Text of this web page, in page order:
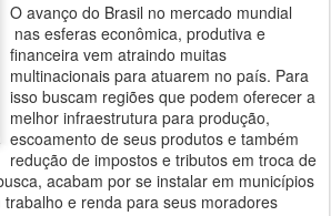
O avanço do Brasil no mercado mundial
nas esferas econômica, produtiva e
financeira vem atraindo muitas
multinacionais para atuarem no país. Para
isso buscam regiões que podem oferecer a
melhor infraestrutura para produção,
escoamento de seus produtos e também
redução de impostos e tributos em troca de
acabam por se instalar em municípios
e renda para seus moradores